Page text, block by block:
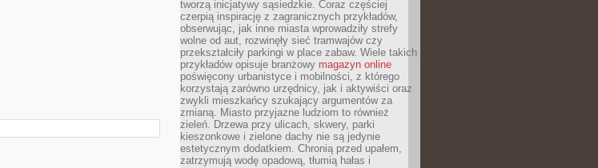
tworzą inicjatywy sąsiedzkie. Coraz częściej
czerpią inspirację z zagranicznych przykładów,
obserwując, jak inne miasta wprowadziły strefy
wolne od aut, rozwinęły sieć tramwajów czy
przekształciły parkingi w place zabaw. Wiele takich
przykładów opisuje branżowy magazyn online
poświęcony urbanistyce i mobilności, z którego
korzystają zarówno urzędnicy, jak i aktywiści oraz
zwykli mieszkańcy szukający argumentów za
zmianą. Miasto przyjazne ludziom to również
zieleń. Drzewa przy ulicach, skwery, parki
kieszonkowe i zielone dachy nie są jedynie
estetycznym dodatkiem. Chronią przed upałem,
zatrzymują wodę opadową, tłumią hałas i